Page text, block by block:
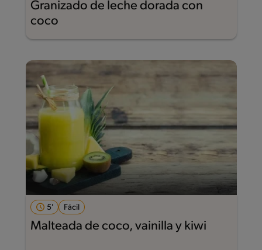
Granizado de leche dorada con
coco
5' Fácil
Malteada de coco, vainilla y kiwi